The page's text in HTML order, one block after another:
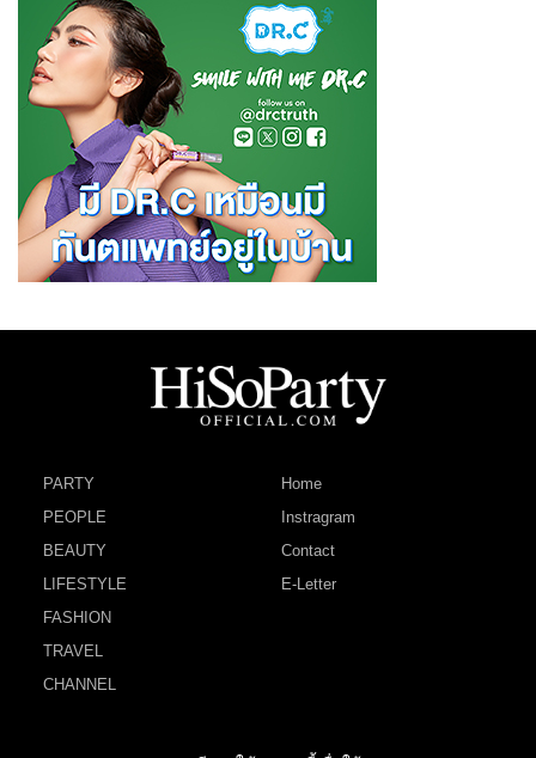
PARTY
PEOPLE
BEAUTY
LIFESTYLE
FASHION
TRAVEL
CHANNEL
Home
Instragram
Contact
E-Letter